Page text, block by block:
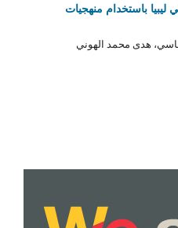
ليبيا باستخدام منهجيات
هدى محمد الهوني